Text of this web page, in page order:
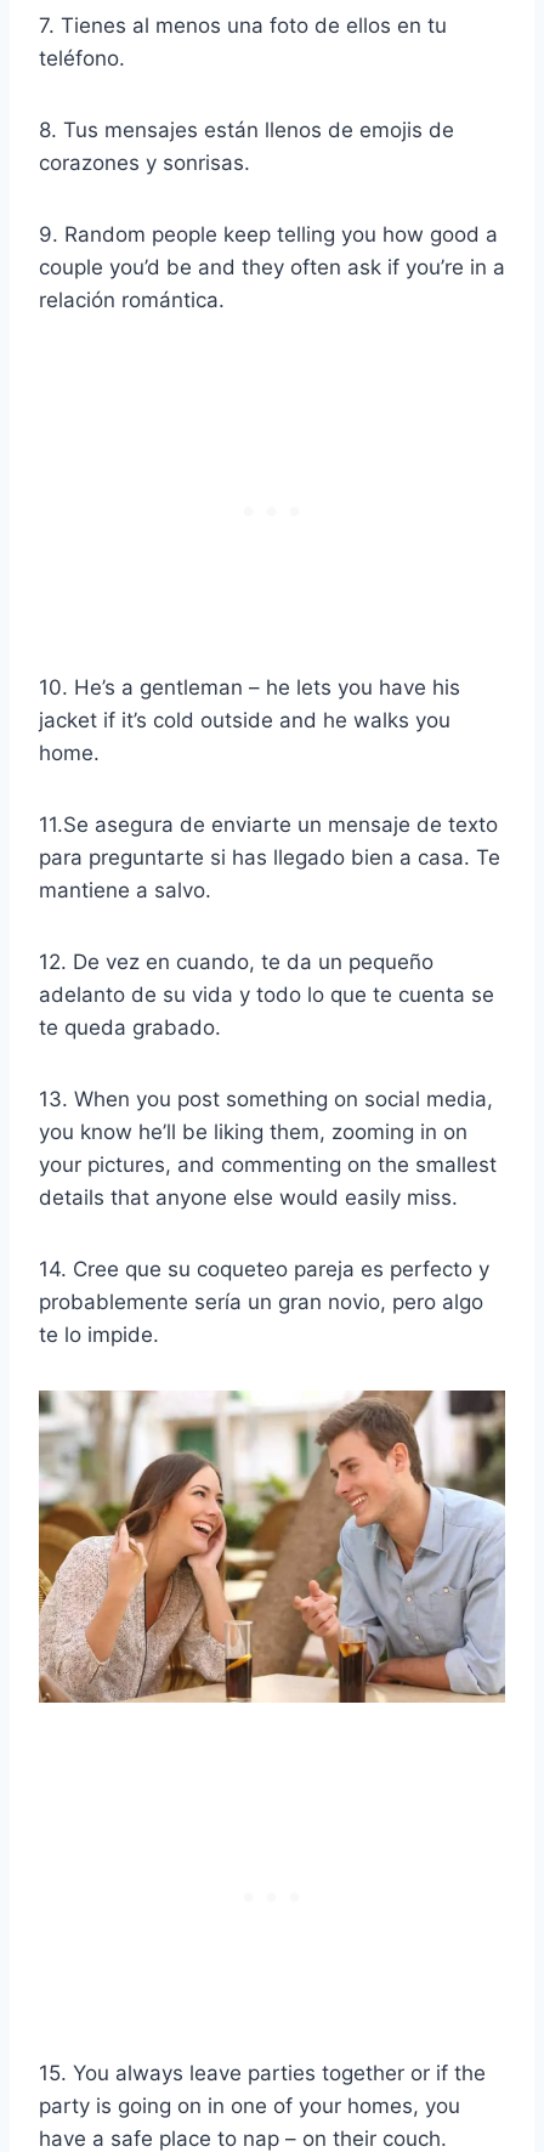
7. Tienes al menos una foto de ellos en tu
teléfono.
8. Tus mensajes están llenos de emojis de
corazones y sonrisas.
9. Random people keep telling you how good a
couple you’d be and they often ask if you’re in a
relación romántica.
10. He’s a gentleman – he lets you have his
jacket if it’s cold outside and he walks you
home.
11.Se asegura de enviarte un mensaje de texto
para preguntarte si has llegado bien a casa. Te
mantiene a salvo.
12. De vez en cuando, te da un pequeño
adelanto de su vida y todo lo que te cuenta se
te queda grabado.
13. When you post something on social media,
you know he’ll be liking them, zooming in on
your pictures, and commenting on the smallest
details that anyone else would easily miss.
14. Cree que su coqueteo pareja es perfecto y
probablemente sería un gran novio, pero algo
te lo impide.
15. You always leave parties together or if the
party is going on in one of your homes, you
have a safe place to nap – on their couch.